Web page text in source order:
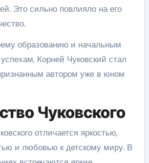
Это сильно повлияло на его
образованию и начальным
Корней Чуковский стал
автором уже в юном
Чуковского
отличается яркостью,
и любовью к детскому миру. В